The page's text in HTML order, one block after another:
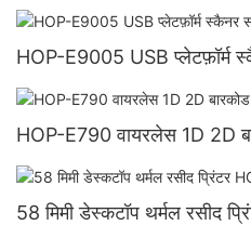
HOP-E9005 USB प्लेटफ़ॉर्म
HOP-E790 वायरलेस 1D 2D
58 मिमी डेस्कटॉप थर्मल रसीद